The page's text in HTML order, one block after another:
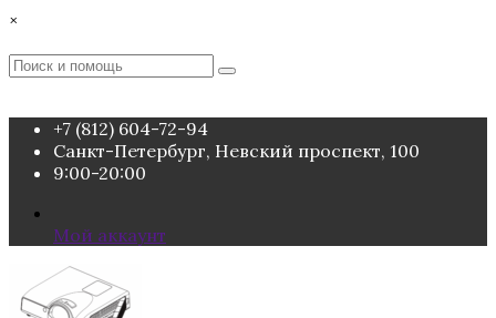
Перейти
содержимому
×
Поиск
Поиск
+7 (812) 604-72-94
Санкт-Петербург, Невский проспект, 100
9:00-20:00
Мой аккаунт